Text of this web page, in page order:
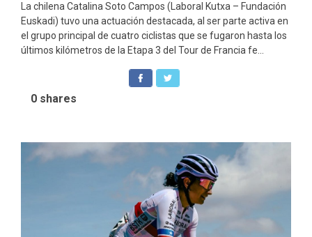
La chilena Catalina Soto Campos (Laboral Kutxa – Fundación
Euskadi) tuvo una actuación destacada, al ser parte activa en
el grupo principal de cuatro ciclistas que se fugaron hasta los
últimos kilómetros de la Etapa 3 del Tour de Francia fe...
0 shares